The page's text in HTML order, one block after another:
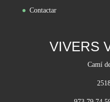
Contactar
VIVERS
Camí